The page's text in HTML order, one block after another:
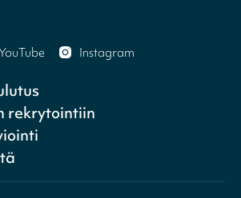
Instagram
rekrytointiin